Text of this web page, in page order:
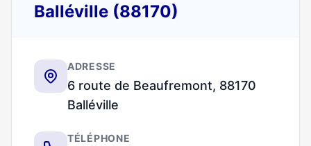
Balléville (88170)
ADRESSE
6 route de Beaufremont, 88170
Balléville
TÉLÉPHONE